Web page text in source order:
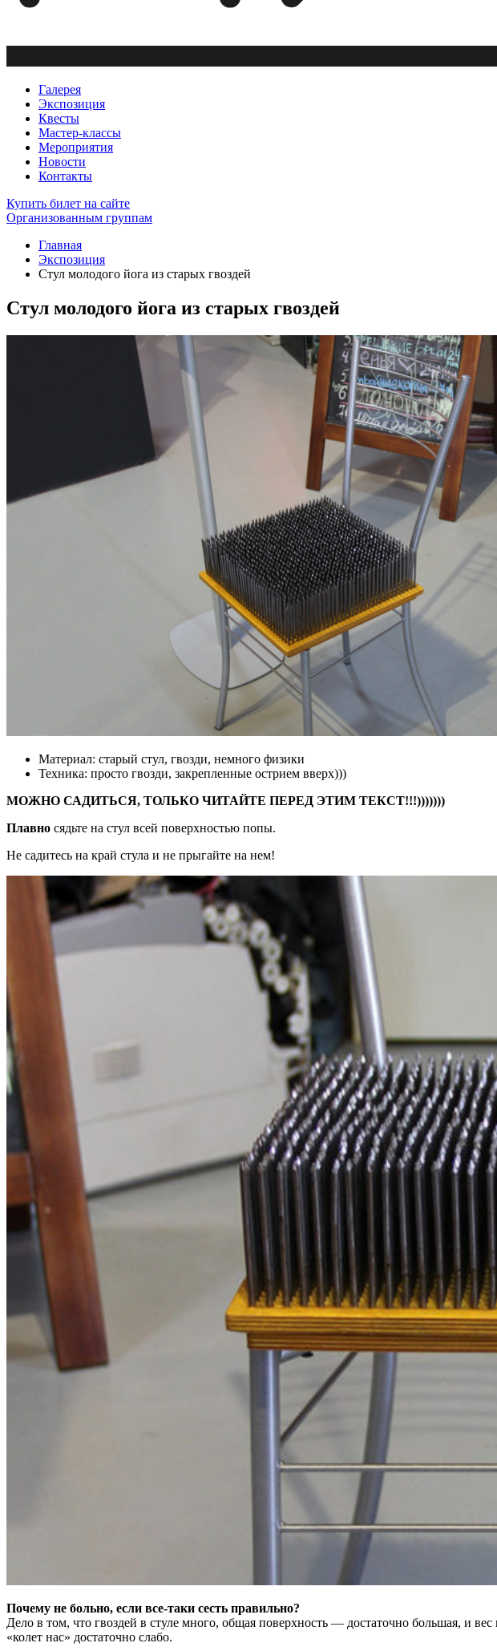
Галерея
Экспозиция
Квесты
Мастер-классы
Мероприятия
Новости
Контакты
Купить билет на сайте
Организованным группам
Главная
Экспозиция
Стул молодого йога из старых гвоздей
Стул молодого йога из старых гвоздей
Материал: старый стул, гвозди, немного физики
Техника: просто гвозди, закрепленные острием вверх)))
МОЖНО САДИТЬСЯ, ТОЛЬКО ЧИТАЙТЕ ПЕРЕД ЭТИМ ТЕКСТ!!!)))))))
Плавно сядьте на стул всей поверхностью попы.
Не садитесь на край стула и не прыгайте на нем!
Почему не больно, если все-таки сесть правильно?
Дело в том, что гвоздей в стуле много, общая поверхность — достаточно большая, и
«колет нас» достаточно слабо.